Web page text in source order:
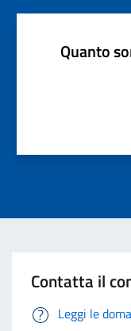
Quanto
Contatta il
Leggi le